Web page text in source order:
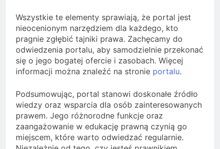
Wszystkie te elementy sprawiają, że portal jest
nieocenionym narzędziem dla każdego, kto
pragnie zgłębić tajniki prawa. Zachęcamy do
odwiedzenia portalu, aby samodzielnie przekonać
się o jego bogatej ofercie i zasobach. Więcej
informacji można znaleźć na stronie portalu.
Podsumowując, portal stanowi doskonałe źródło
wiedzy oraz wsparcia dla osób zainteresowanych
prawem. Jego różnorodne funkcje oraz
zaangażowanie w edukację prawną czynią go
miejscem, które warto odwiedzać regularnie.